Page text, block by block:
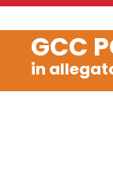
GCC
in